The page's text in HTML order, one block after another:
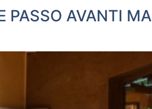
PASSO AVANTI MA